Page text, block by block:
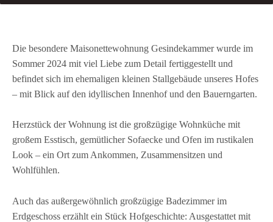
Die besondere Maisonettewohnung Gesindekammer wurde im
Sommer 2024 mit viel Liebe zum Detail fertiggestellt und
befindet sich im ehemaligen kleinen Stallgebäude unseres Hofes
– mit Blick auf den idyllischen Innenhof und den Bauerngarten.
Herzstück der Wohnung ist die großzügige Wohnküche mit
großem Esstisch, gemütlicher Sofaecke und Ofen im rustikalen
Look – ein Ort zum Ankommen, Zusammensitzen und
Wohlfühlen.
Auch das außergewöhnlich großzügige Badezimmer im
Erdgeschoss erzählt ein Stück Hofgeschichte: Ausgestattet mit